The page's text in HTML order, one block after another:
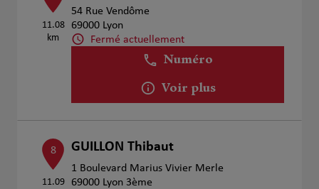
11.08
km
54 Rue Vendôme
69000 Lyon
Fermé actuellement
Numéro
Voir plus
8
11.09
GUILLON Thibaut
1 Boulevard Marius Vivier Merle
69000 Lyon 3ème